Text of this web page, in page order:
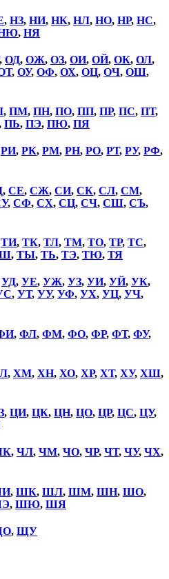
, НЗ, НИ, НК, НЛ, НО, НР, НС,
, НЯ
, ОД, ОЖ, ОЗ, ОИ, ОЙ, ОК, ОЛ,
, ОУ, ОФ, ОХ, ОЦ, ОЧ, ОШ,
, ПМ, ПН, ПО, ПП, ПР, ПС, ПТ,
ПЬ, ПЭ, ПЮ, ПЯ
РИ, РК, РМ, РН, РО, РТ, РУ, РФ,
, СЕ, СЖ, СИ, СК, СЛ, СМ,
, СФ, СХ, СЦ, СЧ, СШ, СЪ,
ТИ, ТК, ТЛ, ТМ, ТО, ТР, ТС,
, ТЫ, ТЬ, ТЭ, ТЮ, ТЯ
УД, УЕ, УЖ, УЗ, УИ, УЙ, УК,
, УТ, УУ, УФ, УХ, УЦ, УЧ,
, ФЛ, ФМ, ФО, ФР, ФТ, ФУ,
, ХМ, ХН, ХО, ХР, ХТ, ХУ, ХШ,
, ЦИ, ЦК, ЦН, ЦО, ЦР, ЦС, ЦУ,
, ЧЛ, ЧМ, ЧО, ЧР, ЧТ, ЧУ, ЧХ,
, ШК, ШЛ, ШМ, ШН, ШО,
, ШЮ, ШЯ
, ЩУ